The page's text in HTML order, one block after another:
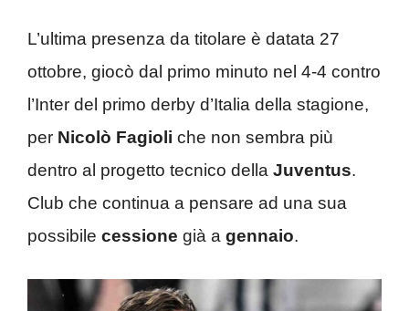
L’ultima presenza da titolare è datata 27
ottobre, giocò dal primo minuto nel 4-4 contro
l’Inter del primo derby d’Italia della stagione,
per Nicolò Fagioli che non sembra più
dentro al progetto tecnico della Juventus.
Club che continua a pensare ad una sua
possibile cessione già a gennaio.